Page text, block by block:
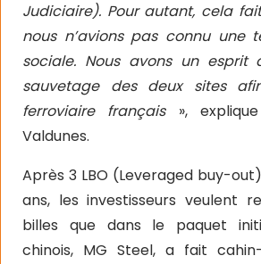
Judiciaire). Pour autant, cela
nous n’avions pas connu une
sociale. Nous avons un
sauvetage des deux sites
ferroviaire français»,
Valdunes.
Après 3 LBO (Leveraged buy-
ans, les investisseurs veulent
billes que dans le paquet
chinois, MG Steel, a fait